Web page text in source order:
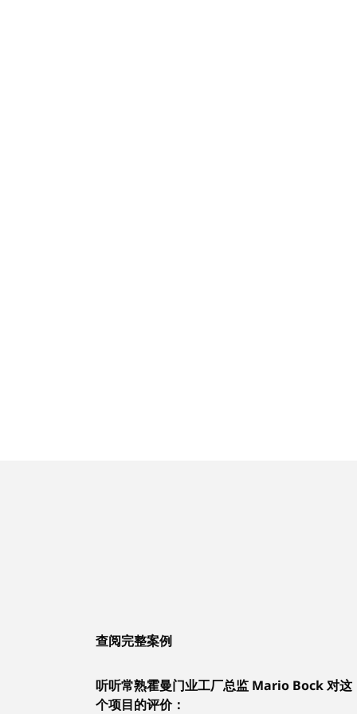
查阅完整案例
听听常熟霍曼门业工厂总监 Mario Bock 对这
个项目的评价：